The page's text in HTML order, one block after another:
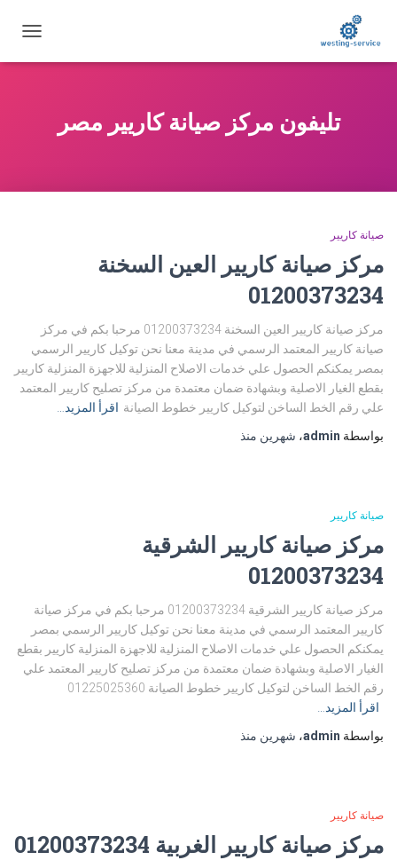
التنقل
تليفون مركز صيانة كاريير مصر
صيانة كاريير
مركز صيانة كاريير العين السخنة
01200373234
مركز صيانة كاريير العين السخنة 01200373234 مرحبا بكم في مركز
صيانة كاريير المعتمد الرسمي في مدينة معنا نحن توكيل كاريير الرسمي
بمصر يمكنكم الحصول علي خدمات الاصلاح المنزلية للاجهزة المنزلية كاريير
بقطع الغيار الاصلية وبشهادة ضمان معتمدة من مركز تصليح كاريير المعتمد
علي رقم الخط الساخن لتوكيل كاريير خطوط الصيانة اقرأ المزيد…
بواسطة admin، شهرين منذ
صيانة كاريير
مركز صيانة كاريير الشرقية
01200373234
مركز صيانة كاريير الشرقية 01200373234 مرحبا بكم في مركز صيانة
كاريير المعتمد الرسمي في مدينة معنا نحن توكيل كاريير الرسمي بمصر
يمكنكم الحصول علي خدمات الاصلاح المنزلية للاجهزة المنزلية كاريير بقطع
الغيار الاصلية وبشهادة ضمان معتمدة من مركز تصليح كاريير المعتمد علي
رقم الخط الساخن لتوكيل كاريير خطوط الصيانة 01225025360
اقرأ المزيد…
بواسطة admin، شهرين منذ
صيانة كاريير
مركز صيانة كاريير الغربية 01200373234